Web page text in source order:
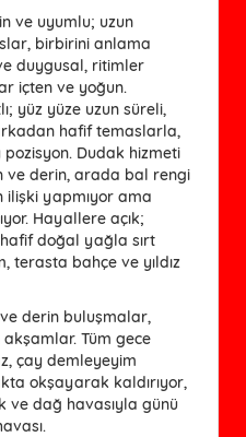
ve uyumlu; uzun
birbirini anlama
duygusal, ritimler
içten ve yoğun.
yüz yüze uzun süreli,
hafif temaslarla,
Dudak hizmeti
ve derin, arada bal rengi
ilişki yapmıyor ama
Hayallere açık;
doğal yağla sırt
terasta bahçe ve yıldız
derin buluşmalar,
Tüm gece
çay demleyeyim
okşayarak kaldırıyor,
dağ havasıyla günü